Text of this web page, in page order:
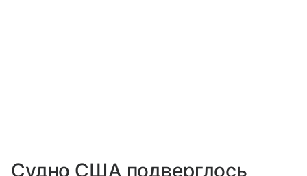
Судно США подверглось